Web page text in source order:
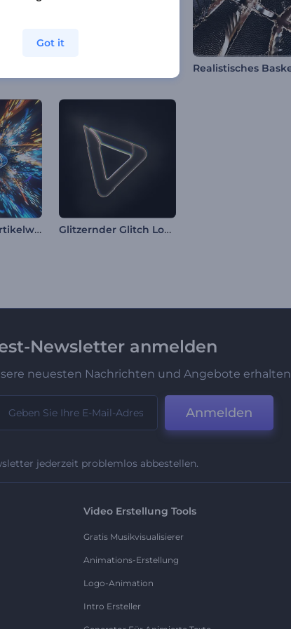
Glitzernder Partikelwirbel Intro Glitzernder Glitch Logo Reveal
Newsletter anmelden
neuesten Nachrichten und Angebote erhalten
Anmelden
jederzeit problemlos abbestellen.
Video Erstellung Tools
Gratis Musikvisualisierer
Animations-Erstellung
Logo-Animation
Intro Ersteller
Got it